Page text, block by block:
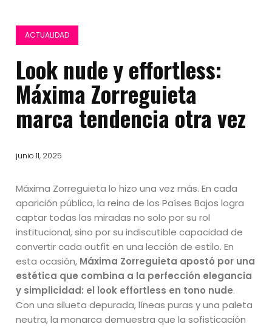
ACTUALIDAD
Look nude y effortless:
Máxima Zorreguieta
marca tendencia otra vez
junio 11, 2025
Máxima Zorreguieta lo hizo una vez más. En cada
aparición pública, la reina de los Países Bajos logra
captar todas las miradas no solo por su rol
institucional, sino por su indiscutible capacidad de
convertir cada outfit en una lección de estilo. En
esta ocasión, Máxima Zorreguieta apostó por una
estética que combina a la perfección elegancia
y simplicidad: el look effortless en tono nude.
Con una silueta depurada, líneas puras y una paleta
neutra, la monarca demuestra que la sofisticación